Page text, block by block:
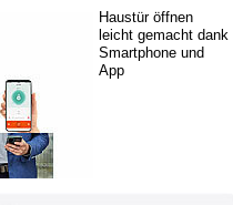
Haustür öffnen
leicht gemacht dank
Smartphone und
App